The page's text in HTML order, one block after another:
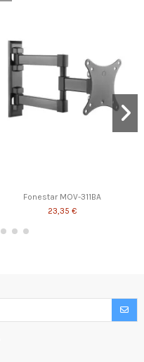
Fonestar MOV-311BA
23,35 €